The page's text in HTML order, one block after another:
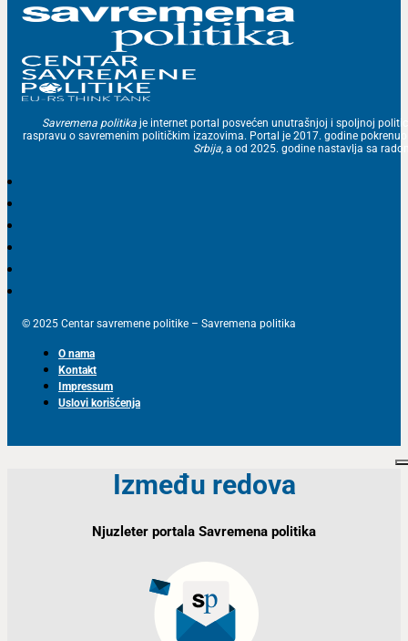
Savremena politika je internet portal posvećen unutrašnjoj i spoljnoj
raspravu o savremenim političkim izazovima. Portal je 2017. godine
Srbija , a od 2025. godine nastavlja sa
© 2025 Centar savremene politike – Savremena politika
O nama
Kontakt
Impressum
Uslovi korišćenja
Između redova
Njuzleter portala Savremena politika